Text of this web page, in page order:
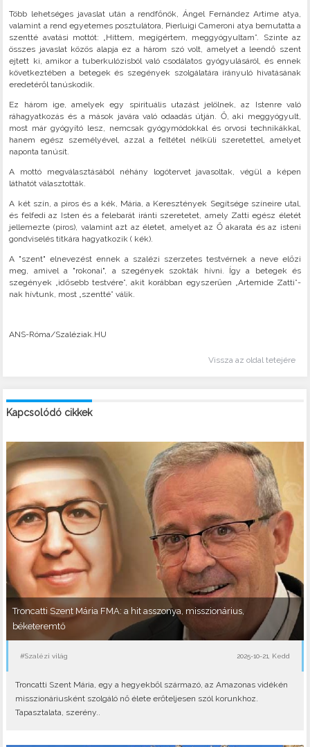
Több lehetséges javaslat után a rendfőnök, Ángel Fernández Artime atya,
valamint a rend egyetemes posztulátora, Pierluigi Cameroni atya bemutatta a
szentté avatási mottót: „Hittem, megígértem, meggyógyultam”. Szinte az
összes javaslat közös alapja ez a három szó volt, amelyet a leendő szent
ejtett ki, amikor a tuberkulózisból való csodálatos gyógyulásáról, és ennek
következtében a betegek és szegények szolgálatára irányuló hivatásának
eredetéről tanúskodik.
Ez három ige, amelyek egy spirituális utazást jelölnek, az Istenre való
ráhagyatkozás és a mások javára való odaadás útján. Ő, aki meggyógyult,
most már gyógyító lesz, nemcsak gyógymódokkal és orvosi technikákkal,
hanem egész személyével, azzal a feltétel nélküli szeretettel, amelyet
naponta tanúsít.
A mottó megválasztásából néhány logótervet javasoltak, végül a képen
láthatót választották.
A két szín, a piros és a kék, Mária, a Keresztények Segítsége színeire utal,
és felfedi az Isten és a felebarát iránti szeretetet, amely Zatti egész életét
jellemezte (piros), valamint azt az életet, amelyet az Ő akarata és az isteni
gondviselés titkára hagyatkozik ( kék).
A "szent" elnevezést ennek a szalézi szerzetes testvérnek a neve előzi
meg, amivel a "rokonai", a szegények szokták hívni. Így a betegek és
szegények „idősebb testvére”, akit korábban egyszerűen „Artemide Zatti”-
nak hívtunk, most „szentté” válik.
ANS-Róma/Szaléziak.HU
Vissza az oldal tetejére
Kapcsolódó cikkek
Troncatti Szent Mária FMA: a hit asszonya, misszionárius,
béketeremtő
#Szalézi világ 2025-10-21, Kedd
Troncatti Szent Mária, egy a hegyekből származó, az Amazonas vidékén
misszionáriusként szolgáló nő élete erőteljesen szól korunkhoz.
Tapasztalata, szerény..